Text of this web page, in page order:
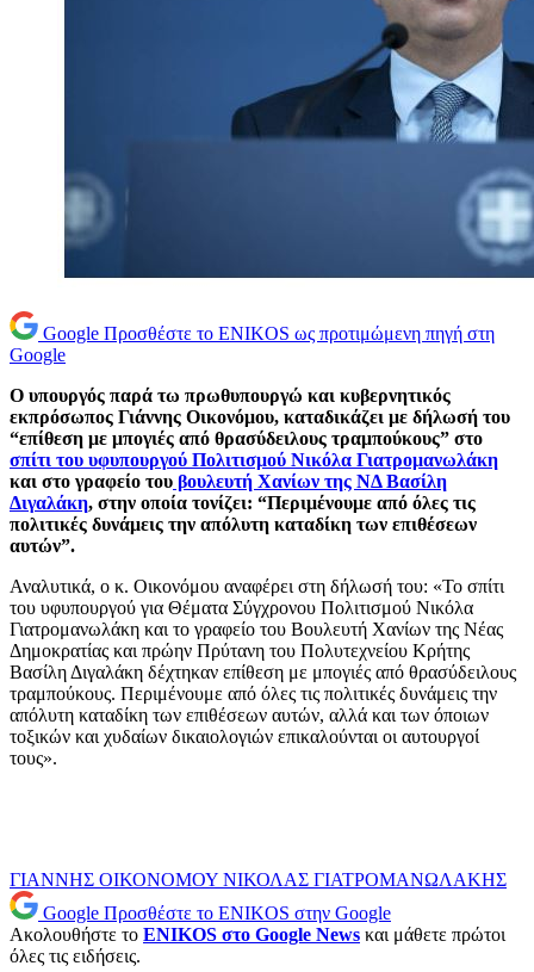
Google Προσθέστε το ENIKOS ως προτιμώμενη πηγή στη
Google
Ο υπουργός παρά τω πρωθυπουργώ και κυβερνητικός
εκπρόσωπος Γιάννης Οικονόμου, καταδικάζει με δήλωσή του
“επίθεση με μπογιές από θρασύδειλους τραμπούκους” στο
σπίτι του υφυπουργού Πολιτισμού Νικόλα Γιατρομανωλάκη
και στο γραφείο του βουλευτή Χανίων της ΝΔ Βασίλη
Διγαλάκη, στην οποία τονίζει: “Περιμένουμε από όλες τις
πολιτικές δυνάμεις την απόλυτη καταδίκη των επιθέσεων
αυτών”.
Αναλυτικά, ο κ. Οικονόμου αναφέρει στη δήλωσή του: «Το σπίτι
του υφυπουργού για Θέματα Σύγχρονου Πολιτισμού Νικόλα
Γιατρομανωλάκη και το γραφείο του Βουλευτή Χανίων της Νέας
Δημοκρατίας και πρώην Πρύτανη του Πολυτεχνείου Κρήτης
Βασίλη Διγαλάκη δέχτηκαν επίθεση με μπογιές από θρασύδειλους
τραμπούκους. Περιμένουμε από όλες τις πολιτικές δυνάμεις την
απόλυτη καταδίκη των επιθέσεων αυτών, αλλά και των όποιων
τοξικών και χυδαίων δικαιολογιών επικαλούνται οι αυτουργοί
τους».
ΓΙΑΝΝΗΣ ΟΙΚΟΝΟΜΟΥ ΝΙΚΟΛΑΣ ΓΙΑΤΡΟΜΑΝΩΛΑΚΗΣ
Google Προσθέστε το ENIKOS στην Google
Ακολουθήστε το ENIKOS στο Google News και μάθετε πρώτοι
όλες τις ειδήσεις.